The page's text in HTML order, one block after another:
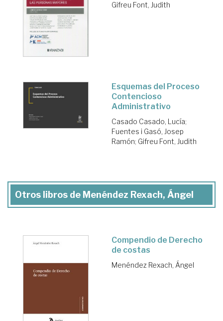
Gifreu Font, Judith
Esquemas del Proceso
Contencioso
Administrativo
Casado Casado, Lucía;
Fuentes i Gasó, Josep
Ramón; Gifreu Font, Judith
Otros libros de Menéndez Rexach, Ángel
Compendio de Derecho
de costas
Menéndez Rexach, Ángel